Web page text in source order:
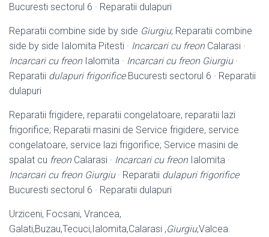
Bucuresti sectorul 6 · Reparatii dulapuri
Reparatii combine side by side Giurgiu; Reparatii combine
side by side Ialomita Pitesti · Incarcari cu freonCalarasi ·
Incarcari cu freonIalomita · Incarcari cu freon Giurgiu·
Reparatii dulapuri frigorificeBucuresti sectorul 6 · Reparatii
dulapuri
Reparatii frigidere, reparatii congelatoare, reparatii lazi
frigorifice; Reparatii masini de Service frigidere, service
congelatoare, service lazi frigorifice; Service masini de
spalat cu freonCalarasi · Incarcari cu freonIalomita ·
Incarcari cu freon Giurgiu· Reparatii dulapuri frigorifice
Bucuresti sectorul 6 · Reparatii dulapuri
Urziceni, Focsani, Vrancea,
Galati,Buzau,Tecuci,Ialomita,Calarasi ,Giurgiu,Valcea.